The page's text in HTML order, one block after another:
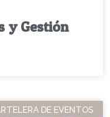
y Gestión
DE EVENTOS